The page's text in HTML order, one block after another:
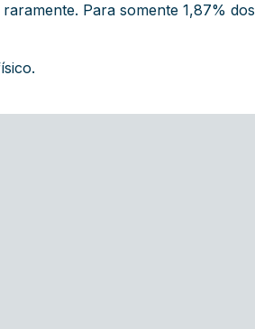
Para somente 1,87% dos